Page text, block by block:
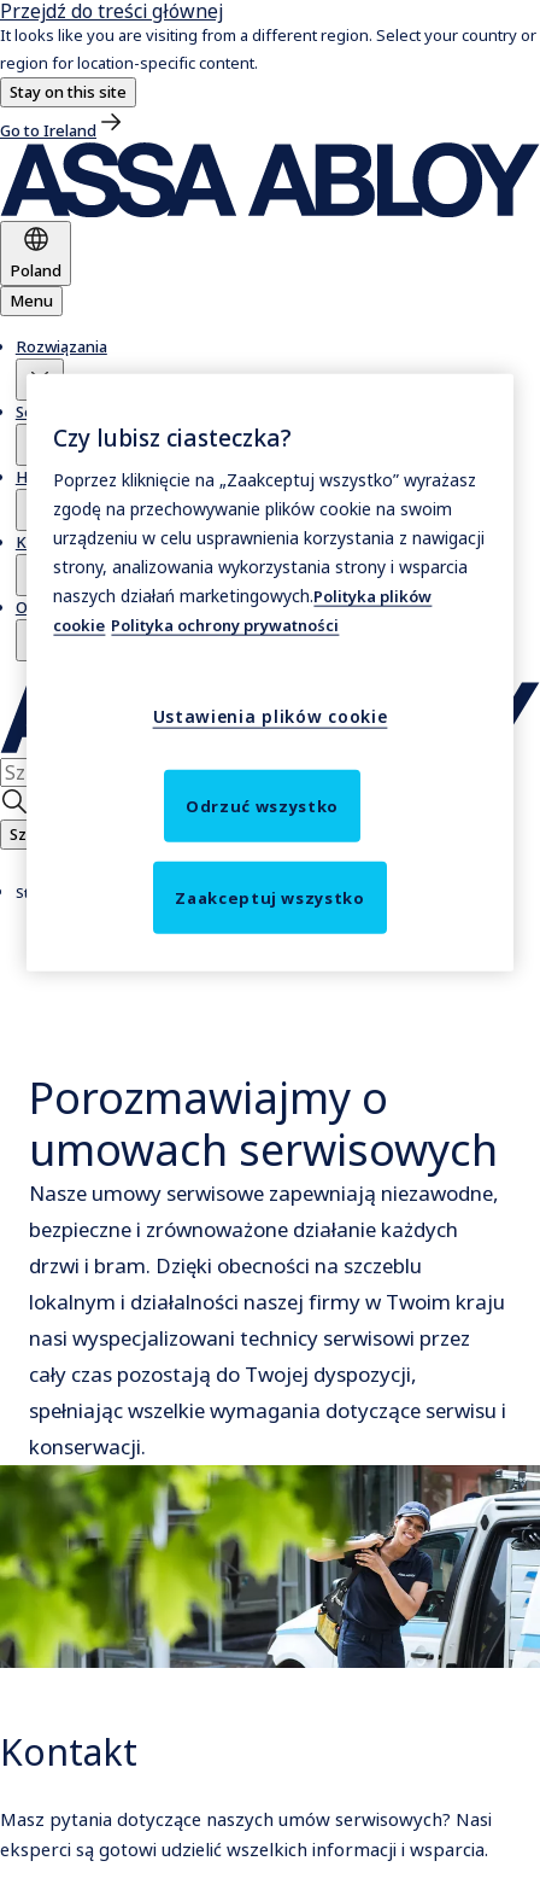
Przejdź do treści głównej
It looks like you are visiting from a different region. Select your country or
region for location-specific content.
Stay on this site
Go to Ireland
Poland
Menu
Rozwiązania
Serwis
Historie
Kontakt
O nas
Szukaj
Strona główna
Porozmawiajmy o
umowach serwisowych
Nasze umowy serwisowe zapewniają niezawodne,
bezpieczne i zrównoważone działanie każdych
drzwi i bram. Dzięki obecności na szczeblu
lokalnym i działalności naszej firmy w Twoim kraju
nasi wyspecjalizowani technicy serwisowi przez
cały czas pozostają do Twojej dyspozycji,
spełniając wszelkie wymagania dotyczące serwisu i
konserwacji.
Kontakt
Masz pytania dotyczące naszych umów serwisowych? Nasi
eksperci są gotowi udzielić wszelkich informacji i wsparcia.
Czy lubisz ciasteczka?
Poprzez kliknięcie na „Zaakceptuj wszystko” wyrażasz
zgodę na przechowywanie plików cookie na swoim
urządzeniu w celu usprawnienia korzystania z nawigacji
strony, analizowania wykorzystania strony i wsparcia
naszych działań marketingowych.Polityka plików
cookie Polityka ochrony prywatności
Ustawienia plików cookie
Odrzuć wszystko
Zaakceptuj wszystko